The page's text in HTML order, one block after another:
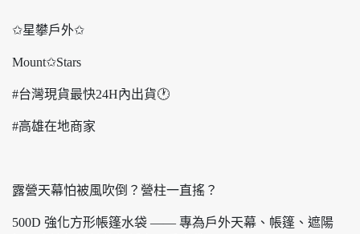
✩星攀戶外✩
Mount✩Stars
#台灣現貨最快24H內出貨🕐
#高雄在地商家
露營天幕怕被風吹倒？營柱一直搖？
500D 強化方形帳篷水袋 —— 專為戶外天幕、帳篷、遮陽